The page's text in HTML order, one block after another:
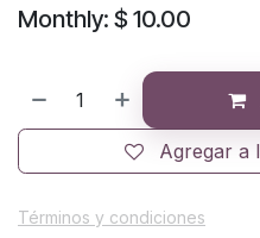
Monthly: $ 10.00
Agregar a
Términos y condiciones